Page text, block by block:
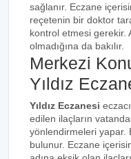
sağlanır. Eczane
reçetenin bir doktor
kontrol etmesi gerekir.
olmadığına da bakılır.
Merkezi
Yıldız
Yıldız Eczanesi
edilen ilaçların
yönlendirmeleri yapar.
bulunur. Eczane